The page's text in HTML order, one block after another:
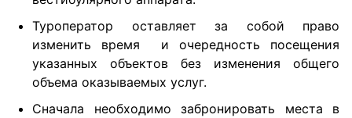
Туроператор оставляет за собой право
изменить время и очередность посещения
указанных объектов без изменения общего
объема оказываемых услуг.
Сначала необходимо забронировать места в